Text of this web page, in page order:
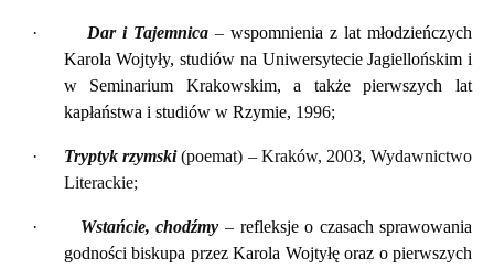
· Dar i Tajemnica– wspomnienia z lat młodzieńczych
Karola Wojtyły, studiów na Uniwersytecie Jagiellońskim i
w Seminarium Krakowskim, a także pierwszych lat
kapłaństwa i studiów w Rzymie, 1996;
· Tryptyk rzymski(poemat) – Kraków, 2003, Wydawnictwo
Literackie;
· Wstańcie, chodźmy – refleksje o czasach sprawowania
godności biskupa przez Karola Wojtyłę oraz o pierwszych